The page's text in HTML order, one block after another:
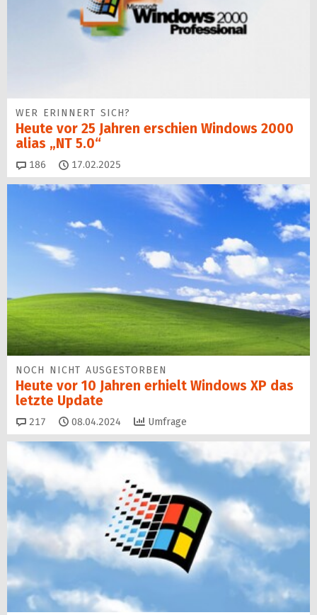
WER ERINNERT SICH?
Heute vor 25 Jahren erschien Windows 2000
alias „NT 5.0“
186 Kommentare
17.02.2025
NOCH NICHT AUSGESTORBEN
Heute vor 10 Jahren erhielt Windows XP das
letzte Update
217 Kommentare
08.04.2024 Umfrage